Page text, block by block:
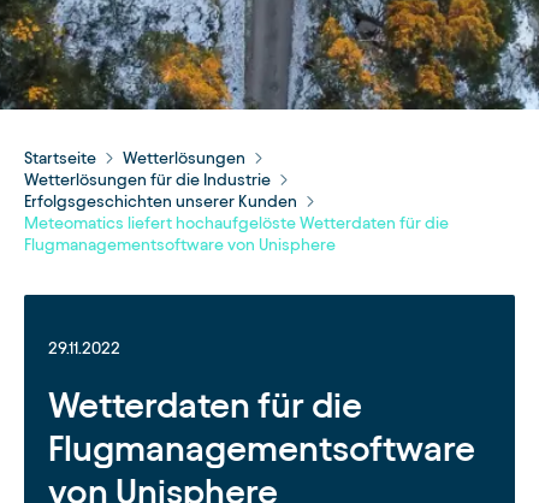
Startseite
Wetterlösungen
Wetterlösungen für die Industrie
Erfolgsgeschichten unserer Kunden
Meteomatics liefert hochaufgelöste Wetterdaten für die
Flugmanagementsoftware von Unisphere
29.11.2022
Wetterdaten für die
Flugmanagementsoftware
von Unisphere